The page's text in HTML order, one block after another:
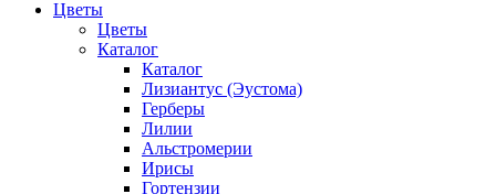
Цветы
Цветы
Каталог
Каталог
Лизиантус (Эустома)
Герберы
Лилии
Альстромерии
Ирисы
Гортензии